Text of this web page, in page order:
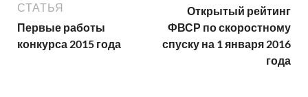
СТАТЬЯ
Первые работы
конкурса 2015 года
Открытый рейтинг
ФВСР по скоростному
спуску на 1 января 2016
года